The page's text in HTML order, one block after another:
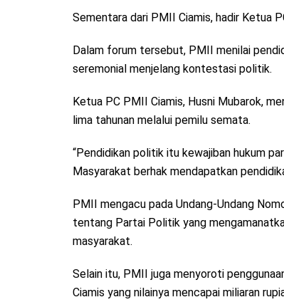
Sementara dari PMII Ciamis, hadir Ketua
Dalam forum tersebut, PMII menilai
seremonial menjelang kontestasi politik.
Ketua PC PMII Ciamis, Husni Mubarok,
lima tahunan melalui pemilu semata.
“Pendidikan politik itu kewajiban hukum
Masyarakat berhak mendapatkan
PMII mengacu pada Undang-Undang
tentang Partai Politik yang
masyarakat.
Selain itu, PMII juga menyoroti
Ciamis yang nilainya mencapai miliaran